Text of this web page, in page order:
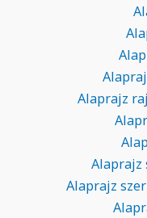
Alaprajz
Alaprajz
Alaprajz